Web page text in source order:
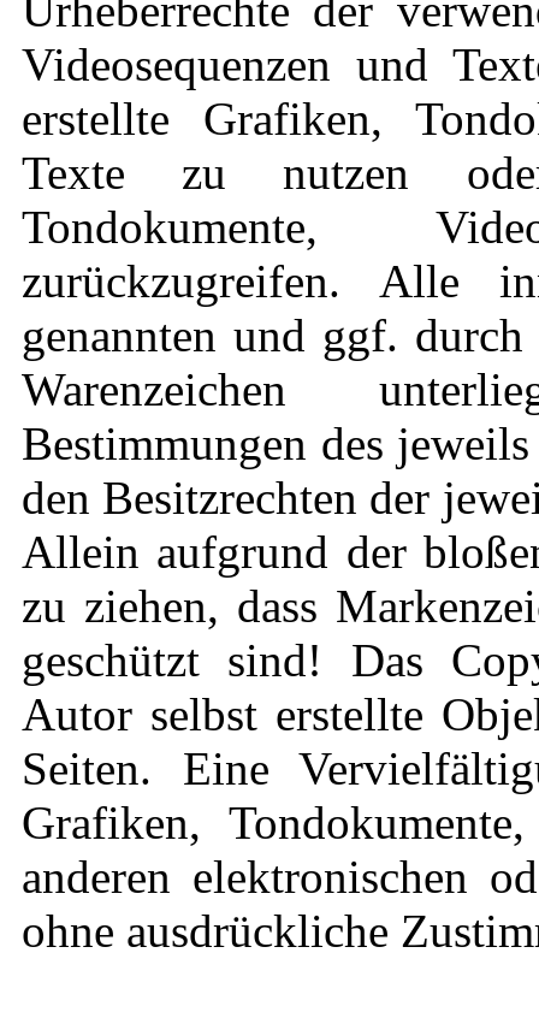
Urheberrechte der
Videosequenzen und
erstellte Grafiken,
Texte zu nutzen
Tondokumente,
zurückzugreifen. Alle
genannten und ggf.
Warenzeichen
Bestimmungen des
den Besitzrechten der
Allein aufgrund der
zu ziehen, dass
geschützt sind! Das
Autor selbst erstellte
Seiten. Eine
Grafiken,
anderen elektronischen
ohne ausdrückliche